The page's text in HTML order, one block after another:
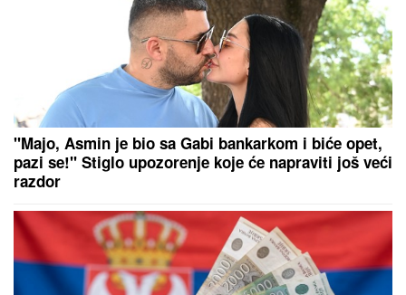
"Majo, Asmin je bio sa Gabi bankarkom i biće opet,
pazi se!" Stiglo upozorenje koje će napraviti još veći
razdor